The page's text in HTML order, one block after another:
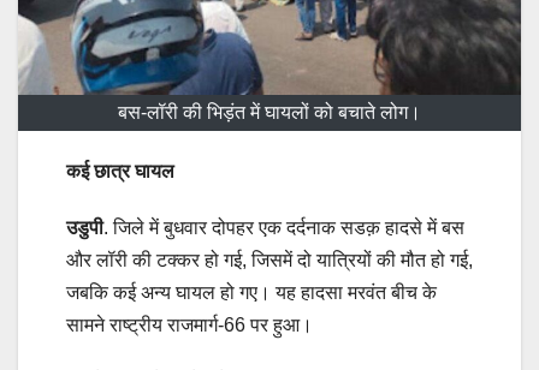
बस-लॉरी की भिड़ंत में घायलों को बचाते लोग।
कई छात्र घायल
उडुपी. जिले में बुधवार दोपहर एक दर्दनाक सडक़ हादसे में बस
और लॉरी की टक्कर हो गई, जिसमें दो यात्रियों की मौत हो गई,
जबकि कई अन्य घायल हो गए। यह हादसा मरवंत बीच के
सामने राष्ट्रीय राजमार्ग-66 पर हुआ।